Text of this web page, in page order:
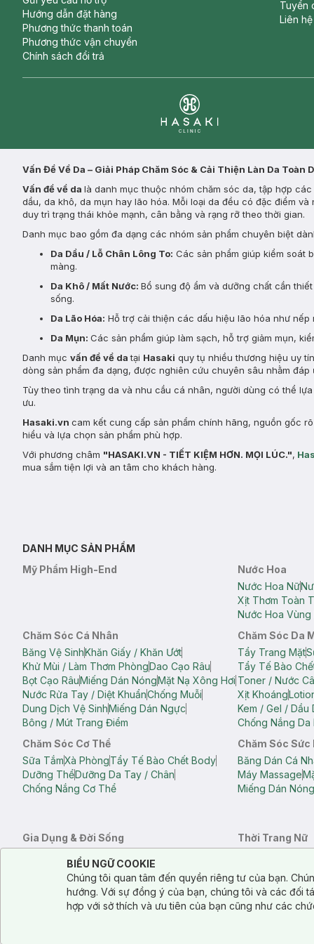
Hướng dẫn đặt hàng
Phương thức thanh toán
Phương thức vận chuyển
Chính sách đổi trả
Tuyển
Liên hệ
Vấn Đề Về Da – Giải Pháp Chăm Sóc & Cải Thiện Làn Da Toàn
Vấn đề về da là danh mục thuộc nhóm chăm sóc da, tập hợp
dầu, da khô, da mụn hay lão hóa. Mỗi loại da đều có đặc điểm
duy trì trạng thái khỏe mạnh, cân bằng và rạng rỡ theo thời gian.
Danh mục bao gồm đa dạng các nhóm sản phẩm chuyên biệt
Da Dầu / Lỗ Chân Lông To: Các sản phẩm giúp kiểm soát
màng.
Da Khô / Mất Nước: Bổ sung độ ẩm và dưỡng chất cần
sống.
Da Lão Hóa: Hỗ trợ cải thiện các dấu hiệu lão hóa như
Da Mụn: Các sản phẩm giúp làm sạch, hỗ trợ giảm mụn,
Danh mục vấn đề về datại Hasaki quy tụ nhiều thương hiệu uy
dòng sản phẩm đa dạng, được nghiên cứu chuyên sâu nhằm
Tùy theo tình trạng da và nhu cầu cá nhân, người dùng có thể
ưu.
Hasaki.vn cam kết cung cấp sản phẩm chính hãng, nguồn gốc
hiểu và lựa chọn sản phẩm phù hợp.
Với phương châm "HASAKI.VN - TIẾT KIỆM HƠN. MỌI LÚC.",
mua sắm tiện lợi và an tâm cho khách hàng.
DANH MỤC SẢN PHẨM
Mỹ Phẩm High-End
Nước Hoa
Nước Hoa Nữ
Xịt Thơm Toàn
Nước Hoa Vùng
Chăm Sóc Cá Nhân
Băng Vệ SinhKhăn Giấy / Khăn Ướt
Khử Mùi / Làm Thơm PhòngDao Cạo Râu
Bọt Cạo RâuMiếng Dán NóngMặt Nạ Xông Hơi
Nước Rửa Tay / Diệt KhuẩnChống Muỗi
Dung Dịch Vệ SinhMiếng Dán Ngực
Bông / Mút Trang Điểm
Chăm Sóc Da
Tẩy Trang Mặt
Tẩy Tế Bào
Toner / Nước
Xịt Khoáng
Kem / Gel / Dầu
Chống Nắng Da
Chăm Sóc Cơ Thể
Sữa TắmXà PhòngTẩy Tế Bào Chết Body
Dưỡng ThểDưỡng Da Tay / Chân
Chống Nắng Cơ Thể
Chăm Sóc Sức
Băng Dán Cá
Máy Massage
Miếng Dán Nóng
Gia Dụng & Đời Sống
Bông Tắm / Phụ Kiện Tắm
Phụ Kiện Điện Thoại Quạt Cầm Tay / Quạt Mini
Khử Mùi / Làm Thơm PhòngNước GiặtNước Xả
Thời Trang Nữ
Quần Lót Nữ
Túi Xách
Cookie Consent
Notice about cookies usage
BIỂU NGỮ COOKIE
Chúng tôi quan tâm đến quyền riêng tư của bạn.
hướng. Với sự đồng ý của bạn, chúng tôi và các đối
hợp với sở thích và ưu tiên của bạn cũng như các